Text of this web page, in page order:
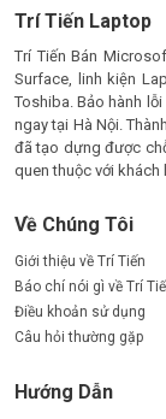
Trí Tiến Laptop
Trí Tiến Bán
Surface, linh kiện
Toshiba. Bảo hành
ngay tại Hà Nội.
đã tạo dựng được
quen thuộc với khách
Về Chúng Tôi
Giới thiệu về Trí Tiến
Báo chí nói gì về Trí
Điều khoản sử dụng
Câu hỏi thường gặp
Hướng Dẫn